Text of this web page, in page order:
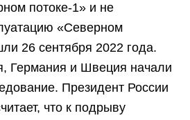
потоке-1» и не
«Северном
26 сентября 2022 года.
Германия и Швеция начали
Президент России
что к подрыву